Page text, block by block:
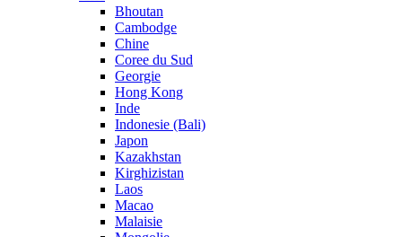
Bhoutan
Cambodge
Chine
Coree du Sud
Georgie
Hong Kong
Inde
Indonesie (Bali)
Japon
Kazakhstan
Kirghizistan
Laos
Macao
Malaisie